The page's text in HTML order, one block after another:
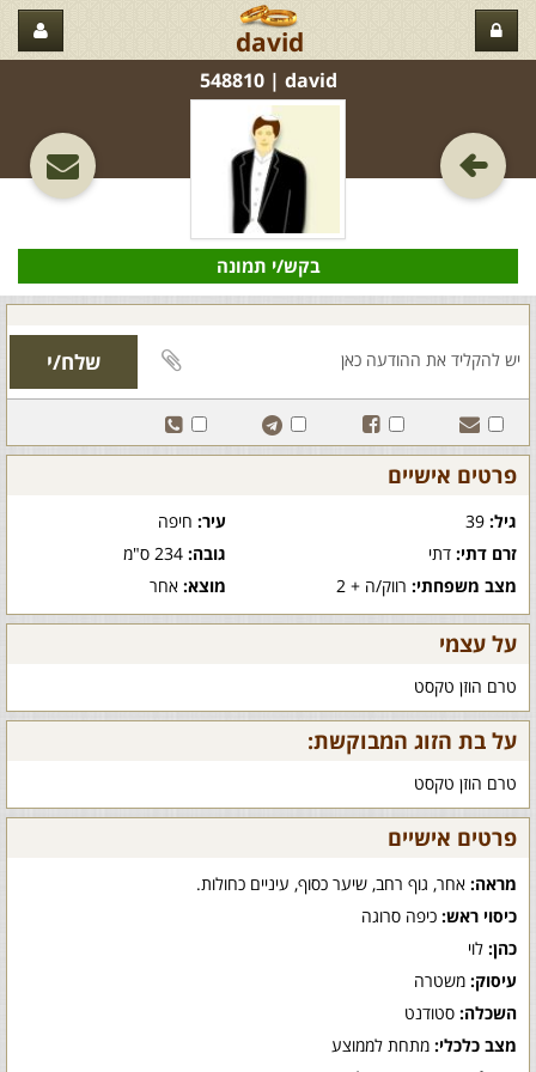
david
david‏ | 548810
בקש/י תמונה
פרטים אישיים
גיל: עיר:חיפה
זרם דתי: דתי גובה:234 ס"מ
מצב משפחתי: רווק/ה + 2 מוצא:אחר
על עצמי
טרם הוזן טקסט
על בת הזוג המבוקשת:
טרם הוזן טקסט
פרטים אישיים
מראה: אחר, גוף רחב, שיער כסוף, עיניים כחולות.
כיסוי ראש: כיפה סרוגה
כהן: לוי
עיסוק: משטרה
השכלה: סטודנט
מצב כלכלי: מתחת לממוצע